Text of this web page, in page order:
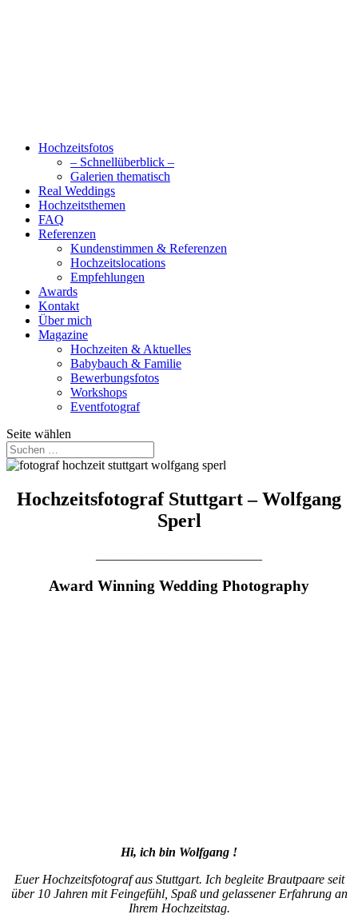
Hochzeitsfotos
– Schnellüberblick –
Galerien thematisch
Real Weddings
Hochzeitsthemen
FAQ
Referenzen
Kundenstimmen & Referenzen
Hochzeitslocations
Empfehlungen
Awards
Kontakt
Über mich
Magazine
Hochzeiten & Aktuelles
Babybauch & Familie
Bewerbungsfotos
Workshops
Eventfotograf
Seite wählen
Hochzeitsfotograf Stuttgart – Wolfgang
Sperl
Award Winning Wedding Photography
Hi, ich bin Wolfgang !
Euer Hochzeitsfotograf aus Stuttgart. Ich begleite Brautpaare seit
über 10 Jahren mit Feingefühl, Spaß und gelassener Erfahrung an
Ihrem Hochzeitstag.